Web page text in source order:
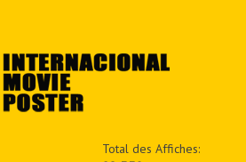
Total des Affiches: